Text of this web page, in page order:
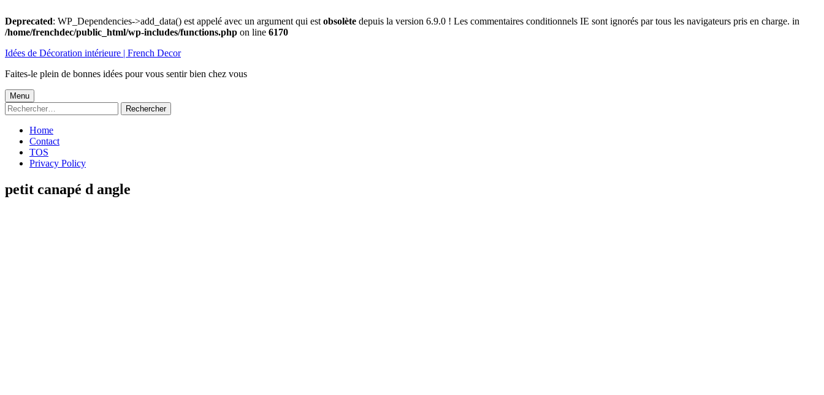
Deprecated: WP_Dependencies->add_data() est appelé avec un argument qui est obsolète depuis la version 6.9.0 ! Les commentaires conditionnels IE sont ignorés par tous les navigateurs pris en charge. in
/home/frenchdec/public_html/wp-includes/functions.php on line 6170
au
Idées de Décoration intérieure | French Decor
Faites-le plein de bonnes idées pour vous sentir bien chez vous
Menu
principal
Menu
Rechercher :
Home
Contact
TOS
Privacy Policy
petit canapé d angle